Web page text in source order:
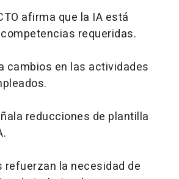
afirma que la IA está
requeridas.
cambios en las actividades
reducciones de plantilla
refuerzan la necesidad de